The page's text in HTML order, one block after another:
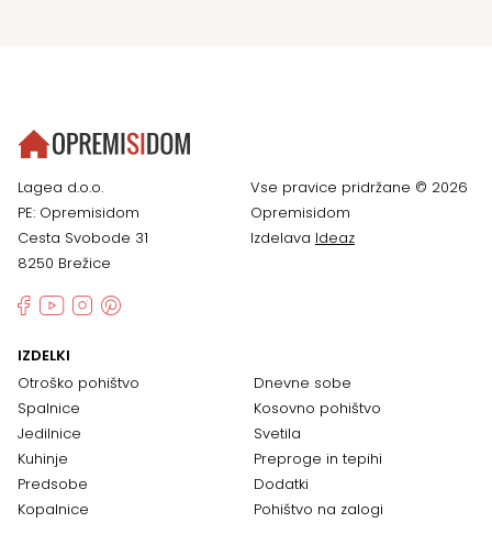
Lagea d.o.o.
PE: Opremisidom
Cesta Svobode 31
8250 Brežice
Vse pravice pridržane © 2026
Opremisidom
Izdelava Ideaz
IZDELKI
Otroško pohištvo
Spalnice
Jedilnice
Kuhinje
Predsobe
Kopalnice
Dnevne sobe
Kosovno pohištvo
Svetila
Preproge in tepihi
Dodatki
Pohištvo na zalogi